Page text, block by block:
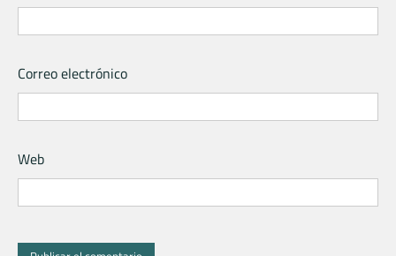
Correo electrónico
Web